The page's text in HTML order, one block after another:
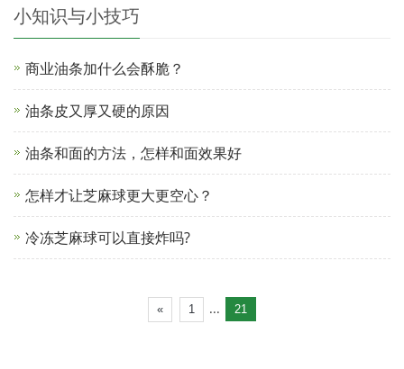
小知识与小技巧
商业油条加什么会酥脆？
油条皮又厚又硬的原因
油条和面的方法，怎样和面效果好
怎样才让芝麻球更大更空心？
冷冻芝麻球可以直接炸吗?
« 1 ... 21